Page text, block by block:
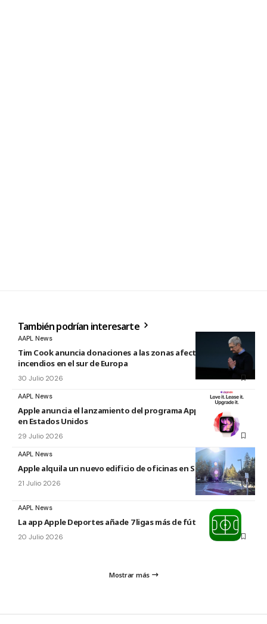
También podrían interesarte
AAPL News
Tim Cook anuncia donaciones a las zonas afectadas por los
incendios en el sur de Europa
30 Julio 2026
AAPL News
Apple anuncia el lanzamiento del programa Apple Upgrade
en Estados Unidos
29 Julio 2026
AAPL News
Apple alquila un nuevo edificio de oficinas en Sunnyvale
21 Julio 2026
AAPL News
La app Apple Deportes añade 7 ligas más de fútbol
20 Julio 2026
Mostrar más